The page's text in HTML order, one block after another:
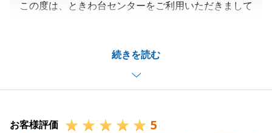
続きを読む
この度は、ときわ台センターをご利用いただきまして
お役にたてたこと大変光栄でございます。
I様につきましては、ご自宅のご売却もあるため、事
前ご連絡やご報告を適宜おこなうことを心掛けており
お褒めのお言葉をいただき大変嬉しく思います。
お客様評価 5